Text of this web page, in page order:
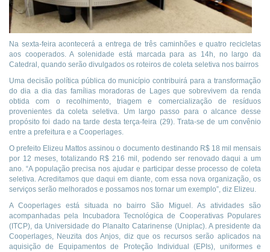
Na sexta-feira acontecerá a entrega de três caminhões e quatro recicletas
aos cooperados. A solenidade está marcada para as 14h, no largo da
Catedral, quando serão divulgados os roteiros de coleta seletiva nos bairros
Uma decisão política pública do município contribuirá para a transformação
do dia a dia das famílias moradoras de Lages que sobrevivem da renda
obtida com o recolhimento, triagem e comercialização de resíduos
provenientes da coleta seletiva. Um largo passo para o alcance desse
propósito foi dado na tarde desta terça-feira (29). Trata-se de um convênio
entre a prefeitura e a Cooperlages.
O prefeito Elizeu Mattos assinou o documento destinando R$ 18 mil mensais
por 12 meses, totalizando R$ 216 mil, podendo ser renovado daqui a um
ano. “A população precisa nos ajudar e participar desse processo de coleta
seletiva. Acreditamos que daqui em diante, com essa nova organização, os
serviços serão melhorados e possamos nos tornar um exemplo”, diz Elizeu.
A Cooperlages está situada no bairro São Miguel. As atividades são
acompanhadas pela Incubadora Tecnológica de Cooperativas Populares
(ITCP), da Universidade do Planalto Catarinense (Uniplac). A presidente da
Cooperlages, Neuzita dos Anjos, diz que os recursos serão aplicados na
aquisição de Equipamentos de Proteção Individual (EPIs), uniformes e